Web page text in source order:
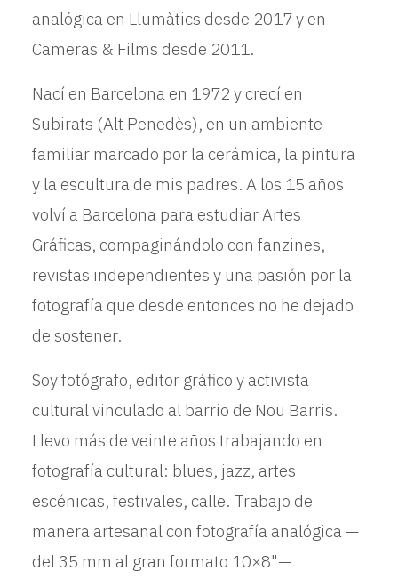
analógica en Llumàtics desde 2017 y en
Cameras & Films desde 2011.
Nací en Barcelona en 1972 y crecí en
Subirats (Alt Penedès), en un ambiente
familiar marcado por la cerámica, la pintura
y la escultura de mis padres. A los 15 años
volví a Barcelona para estudiar Artes
Gráficas, compaginándolo con fanzines,
revistas independientes y una pasión por la
fotografía que desde entonces no he dejado
de sostener.
Soy fotógrafo, editor gráfico y activista
cultural vinculado al barrio de Nou Barris.
Llevo más de veinte años trabajando en
fotografía cultural: blues, jazz, artes
escénicas, festivales, calle. Trabajo de
manera artesanal con fotografía analógica —
del 35 mm al gran formato 10×8"—